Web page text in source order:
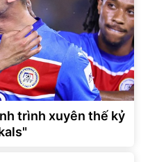
trình xuyên thế kỷ